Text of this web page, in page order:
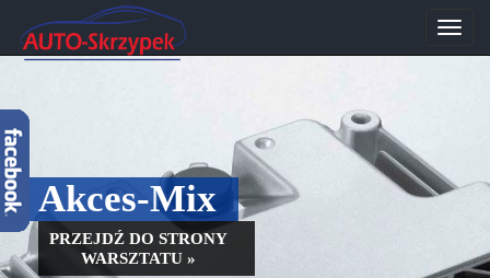
Akces-Mix
PRZEJDŹ DO STRONY
WARSZTATU »